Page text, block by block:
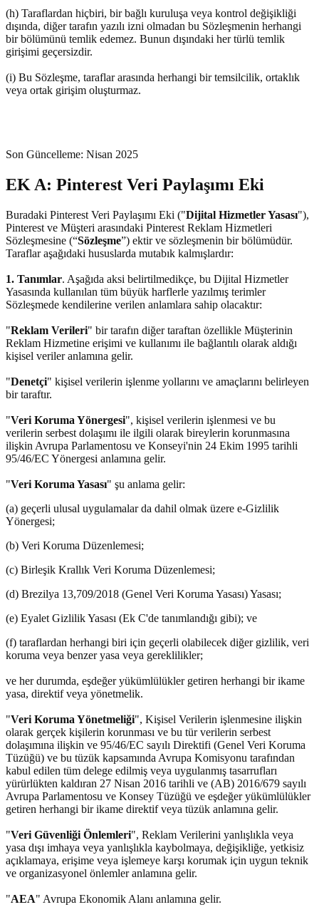
(h) Taraflardan hiçbiri, bir bağlı kuruluşa veya kontrol değişikliği
dışında, diğer tarafın yazılı izni olmadan bu Sözleşmenin herhangi
bir bölümünü temlik edemez. Bunun dışındaki her türlü temlik
girişimi geçersizdir.
(i) Bu Sözleşme, taraflar arasında herhangi bir temsilcilik, ortaklık
veya ortak girişim oluşturmaz.
Son Güncelleme: Nisan 2025
EK A: Pinterest Veri Paylaşımı Eki
Buradaki Pinterest Veri Paylaşımı Eki ("Dijital Hizmetler Yasası"),
Pinterest ve Müşteri arasındaki Pinterest Reklam Hizmetleri
Sözleşmesine (“Sözleşme”) ektir ve sözleşmenin bir bölümüdür.
Taraflar aşağıdaki hususlarda mutabık kalmışlardır:
1. Tanımlar. Aşağıda aksi belirtilmedikçe, bu Dijital Hizmetler
Yasasında kullanılan tüm büyük harflerle yazılmış terimler
Sözleşmede kendilerine verilen anlamlara sahip olacaktır:
"Reklam Verileri" bir tarafın diğer taraftan özellikle Müşterinin
Reklam Hizmetine erişimi ve kullanımı ile bağlantılı olarak aldığı
kişisel veriler anlamına gelir.
"Denetçi" kişisel verilerin işlenme yollarını ve amaçlarını belirleyen
bir taraftır.
"Veri Koruma Yönergesi", kişisel verilerin işlenmesi ve bu
verilerin serbest dolaşımı ile ilgili olarak bireylerin korunmasına
ilişkin Avrupa Parlamentosu ve Konseyi'nin 24 Ekim 1995 tarihli
95/46/EC Yönergesi anlamına gelir.
"Veri Koruma Yasası" şu anlama gelir:
(a) geçerli ulusal uygulamalar da dahil olmak üzere e-Gizlilik
Yönergesi;
(b) Veri Koruma Düzenlemesi;
(c) Birleşik Krallık Veri Koruma Düzenlemesi;
(d) Brezilya 13,709/2018 (Genel Veri Koruma Yasası) Yasası;
(e) Eyalet Gizlilik Yasası (Ek C'de tanımlandığı gibi); ve
(f) taraflardan herhangi biri için geçerli olabilecek diğer gizlilik, veri
koruma veya benzer yasa veya gereklilikler;
ve her durumda, eşdeğer yükümlülükler getiren herhangi bir ikame
yasa, direktif veya yönetmelik.
"Veri Koruma Yönetmeliği", Kişisel Verilerin işlenmesine ilişkin
olarak gerçek kişilerin korunması ve bu tür verilerin serbest
dolaşımına ilişkin ve 95/46/EC sayılı Direktifi (Genel Veri Koruma
Tüzüğü) ve bu tüzük kapsamında Avrupa Komisyonu tarafından
kabul edilen tüm delege edilmiş veya uygulanmış tasarrufları
yürürlükten kaldıran 27 Nisan 2016 tarihli ve (AB) 2016/679 sayılı
Avrupa Parlamentosu ve Konsey Tüzüğü ve eşdeğer yükümlülükler
getiren herhangi bir ikame direktif veya tüzük anlamına gelir.
"Veri Güvenliği Önlemleri", Reklam Verilerini yanlışlıkla veya
yasa dışı imhaya veya yanlışlıkla kaybolmaya, değişikliğe, yetkisiz
açıklamaya, erişime veya işlemeye karşı korumak için uygun teknik
ve organizasyonel önlemler anlamına gelir.
"AEA" Avrupa Ekonomik Alanı anlamına gelir.